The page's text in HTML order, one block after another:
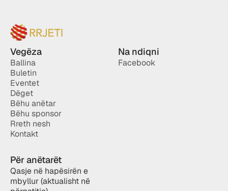
Vegëza
Ballina
Buletin
Eventet
Dëget
Bëhu anëtar
Bëhu sponsor
Rreth nesh
Kontakt
Na ndiqni
Facebook
Për anëtarët
Qasje në hapësirën e
mbyllur (aktualisht në